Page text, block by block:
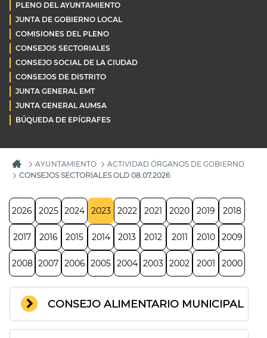
PLENO DEL AYUNTAMIENTO
JUNTA DE GOBIERNO LOCAL
COMISIONES DEL PLENO
CONSEJOS SECTORIALES
CONSEJO SOCIAL DE LA CIUDAD
CONSEJOS DE DISTRITO
JUNTA GENERAL EMT
JUNTA GENERAL AUMSA
BÚQUEDA DE EPÍGRAFES
AYUNTAMIENTO
ACTIVIDAD ÓRGANOS DE GOBIERNO
CONSEJOS SECTORIALES OLD 08.07.2026
2026 2025 2024 2023 2022 2021 2020 2019 2018
2017 2016 2015 2014 2013 2012 2011 2010 2009
2008 2007 2006 2005 2004 2003 2002 2001 2000
CONSEJO ALIMENTARIO MUNICIPAL